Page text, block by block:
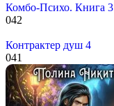
Комбо-Психо. Книга 3
042
Контрактер душ 4
041